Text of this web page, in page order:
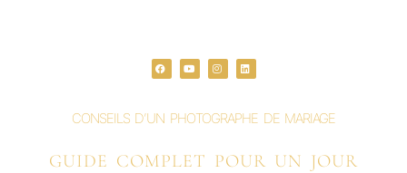
a
c
o
k
o
u
e
n
s
r
a
i
n
n
CONSEILS D’UN PHOTOGRAPHE DE MARIAGE
GUIDE COMPLET POUR UN JOUR